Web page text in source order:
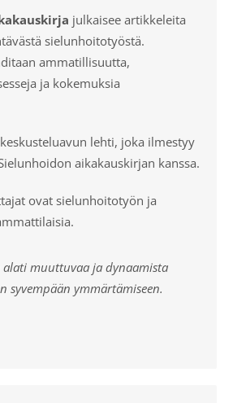
julkaisee artikkeleita
sielunhoitotyöstä.
ammatillisuutta,
ja kokemuksia
lehti, joka ilmestyy
aikakauskirjan kanssa.
ovat sielunhoitotyön ja
muuttuvaa ja dynaamista
syvempään ymmärtämiseen.